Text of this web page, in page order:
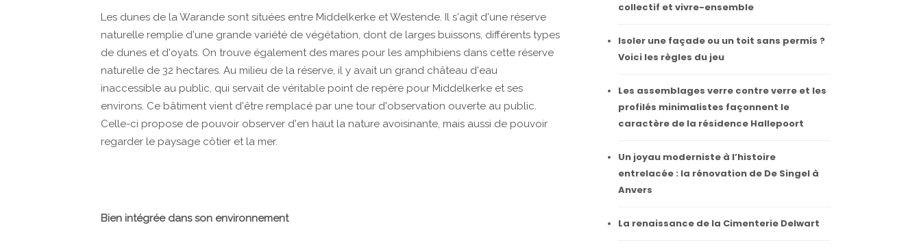
Les dunes de la Warande sont situées entre Middelkerke et Westende. Il s'agit d'une réserve
naturelle remplie d'une grande variété de végétation, dont de larges buissons, différents types
de dunes et d'oyats. On trouve également des mares pour les amphibiens dans cette réserve
naturelle de 32 hectares. Au milieu de la réserve, il y avait un grand château d'eau
inaccessible au public, qui servait de véritable point de repère pour Middelkerke et ses
environs. Ce bâtiment vient d'être remplacé par une tour d'observation ouverte au public.
Celle-ci propose de pouvoir observer d'en haut la nature avoisinante, mais aussi de pouvoir
regarder le paysage côtier et la mer.
Bien intégrée dans son environnement
collectif et vivre-ensemble
Isoler une façade ou un toit sans permis ?
Voici les règles du jeu
Les assemblages verre contre verre et les
profilés minimalistes façonnent le
caractère de la résidence Hallepoort
Un joyau moderniste à l’histoire
entrelacée : la rénovation de De Singel à
Anvers
La renaissance de la Cimenterie Delwart